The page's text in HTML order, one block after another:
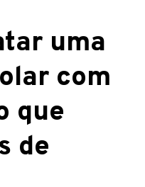
uma
com
que
de